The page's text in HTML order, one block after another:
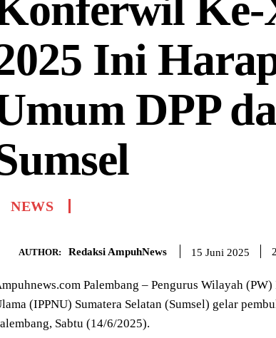
Ini
DPP
NEWS
AUTHOR: Redaksi AmpuhNews 15 Juni 2025 2
Palembang – Pengurus Wilayah
(IPPNU) Sumatera Selatan (Sumsel) gelar
Sabtu (14/6/2025).